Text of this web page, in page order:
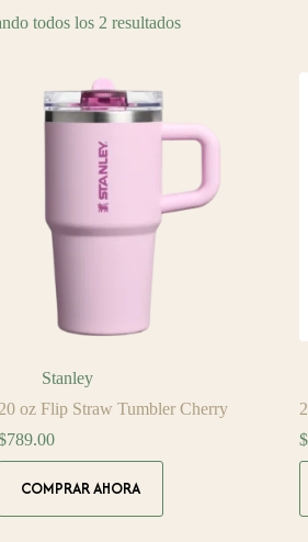
todos los 2 resultados
Stanley
20 oz Flip Straw Tumbler Cherry
789.00
COMPRAR AHORA
$